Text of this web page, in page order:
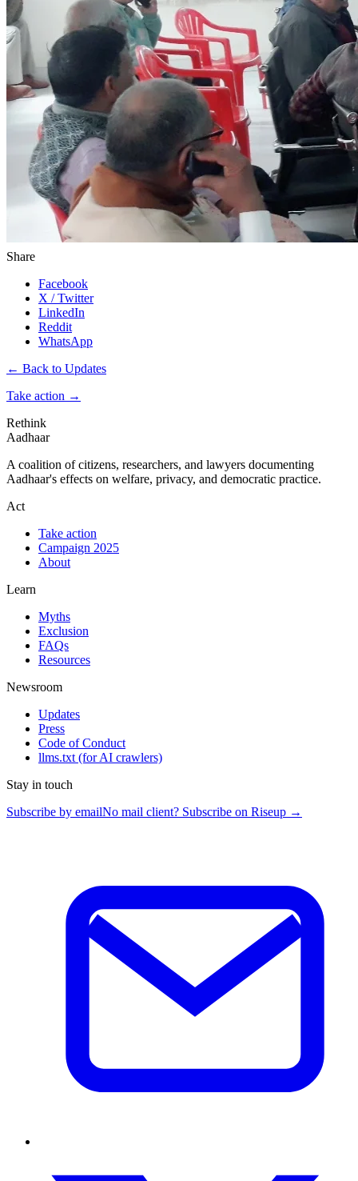
Share
Facebook
X / Twitter
LinkedIn
Reddit
WhatsApp
← Back to Updates
Take action →
Rethink
Aadhaar
A coalition of citizens, researchers, and lawyers documenting
Aadhaar's effects on welfare, privacy, and democratic practice.
Act
Take action
Campaign 2025
About
Learn
Myths
Exclusion
FAQs
Resources
Newsroom
Updates
Press
Code of Conduct
llms.txt (for AI crawlers)
Stay in touch
Subscribe by emailNo mail client? Subscribe on Riseup →